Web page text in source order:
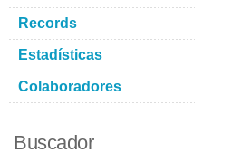
Records
Estadísticas
Colaboradores
Buscador